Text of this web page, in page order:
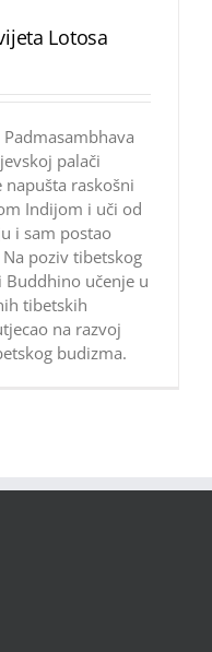
Lotosa
palači
raskošni
Indijom i uči od
i sam postao
poziv tibetskog
Buddhino učenje u
tibetskih
na razvoj
budizma.